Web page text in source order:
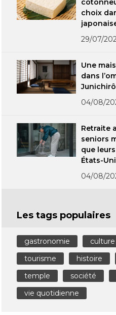
choix
29/07/
Une
dans
Junichirô
04/08/
Retraite
seniors
que
États-
04/08/
Les tags populaires
gastronomie culture
tourisme
histoire
temple
société
vie quotidienne